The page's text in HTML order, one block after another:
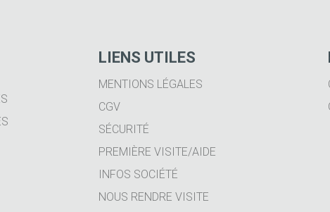
LIENS UTILES
MENTIONS LÉGALES
CGV
SÉCURITÉ
PREMIÈRE VISITE/AIDE
INFOS SOCIÉTÉ
NOUS RENDRE VISITE